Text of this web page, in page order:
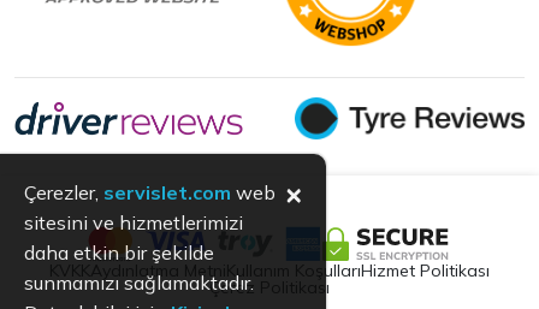
Aydınlatma Metni Kullanım KoşullarıHizmet Politikası
Çerez Politikası
Çerezler, servislet.com web
sitesini ve hizmetlerimizi
daha etkin bir şekilde
sunmamızı sağlamaktadır.
×